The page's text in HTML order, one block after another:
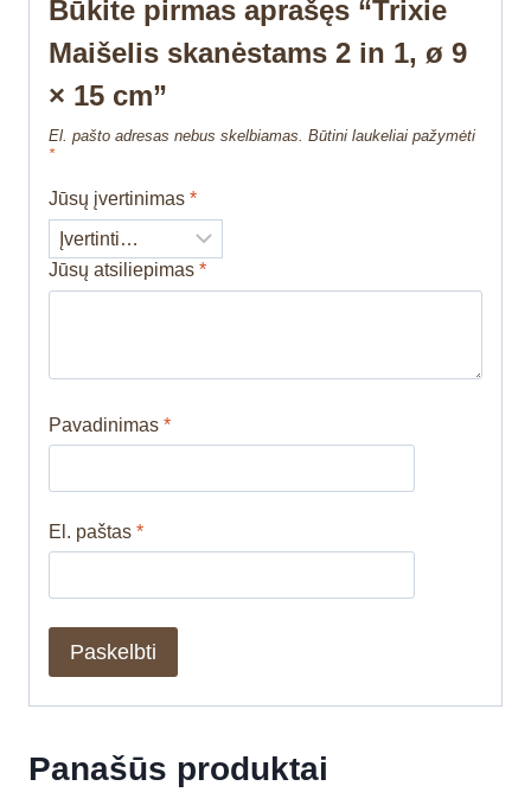
Būkite pirmas aprašęs “Trixie
Maišelis skanėstams 2 in 1, ø 9
× 15 cm”
El. pašto adresas nebus skelbiamas. Būtini laukeliai pažymėti
*
Jūsų įvertinimas *
Jūsų atsiliepimas *
Pavadinimas *
El. paštas *
Panašūs produktai